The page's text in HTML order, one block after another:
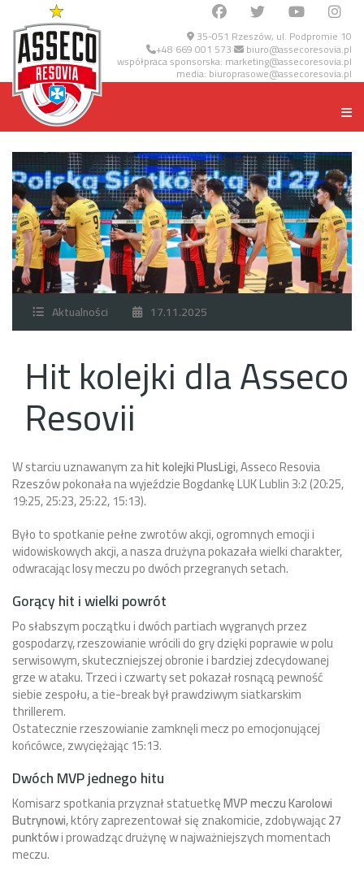
35-051 Rzeszów, ul. Podpromie 10
+48 669 001 573 biuro@assecoresovia.pl
współpraca sponsorska: marketing@assecoresovia.pl
media: biuroprasowe@assecoresovia.pl
Aktualności 17.11.2025
Hit kolejki dla Asseco
Resovii
W starciu uznawanym zahit kolejki PlusLigi, Asseco Resovia
Rzeszów pokonała na wyjeździe Bogdankę LUK Lublin 3:2 (20:25,
19:25, 25:23, 25:22, 15:13).
Było to spotkanie pełne zwrotów akcji, ogromnych emocji i
widowiskowych akcji, a nasza drużyna pokazała wielki charakter,
odwracając losy meczu po dwóch przegranych setach.
Gorący hit i wielki powrót
Po słabszym początku i dwóch partiach wygranych przez
gospodarzy, rzeszowianie wrócili do gry dzięki poprawie w polu
serwisowym, skuteczniejszej obronie i bardziej zdecydowanej
grze w ataku. Trzeci i czwarty set pokazał rosnącą pewność
siebie zespołu, a tie-break był prawdziwym siatkarskim
thrillerem.
Ostatecznie rzeszowianie zamknęli mecz po emocjonującej
końcówce, zwyciężając 15:13.
Dwóch MVP jednego hitu
Komisarz spotkania przyznał statuetkęMVP meczu Karolowi
Butrynowi, który zaprezentował się znakomicie, zdobywając27
punktówi prowadząc drużynę w najważniejszych momentach
meczu.